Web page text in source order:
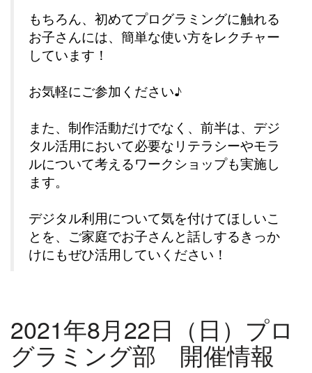
もちろん、初めてプログラミングに触れる
お子さんには、簡単な使い方をレクチャー
しています！
お気軽にご参加ください♪
また、制作活動だけでなく、前半は、デジ
タル活用において必要なリテラシーやモラ
ルについて考えるワークショップも実施し
ます。
デジタル利用について気を付けてほしいこ
とを、ご家庭でお子さんと話しするきっか
けにもぜひ活用していください！
2021年8月22日（日）プロ
グラミング部 開催情報